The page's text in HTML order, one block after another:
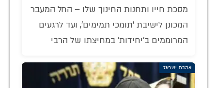
מסכת חייו ותחנות החינוך שלו – החל המעבר
המכונן לישיבת 'תומכי תמימים', ועד לרגעים
המרוממים ב'יחידות' במחיצתו של הרבי
אהבת ישראל